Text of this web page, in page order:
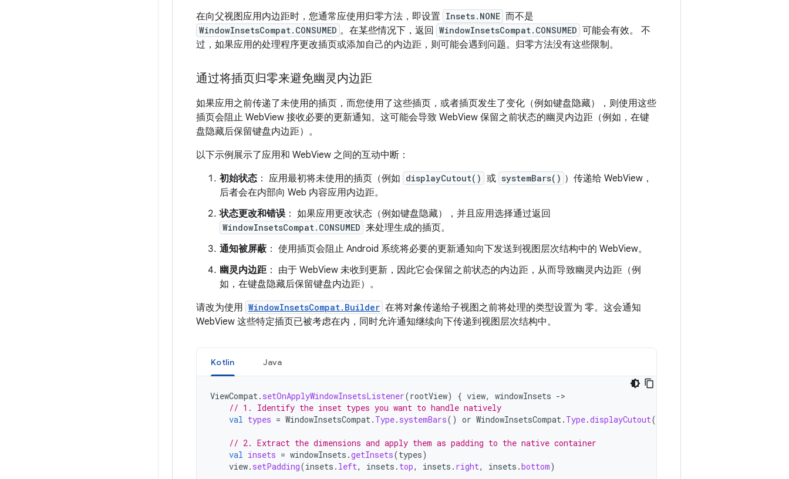
在向父视图应用内边距时，您通常应使用归零方法，即设置 Insets.NONE 而不是
WindowInsetsCompat.CONSUMED 。在某些情况下，返回 WindowInsetsCompat.CONSUMED 可能会有效。 不
过，如果应用的处理程序更改插页或添加自己的内边距，则可能会遇到问题。归零方法没有这些限制。
通过将插页归零来避免幽灵内边距
如果应用之前传递了未使用的插页，而您使用了这些插页，或者插页发生了变化（例如键盘隐藏），则使用这些
插页会阻止 WebView 接收必要的更新通知。这可能会导致 WebView 保留之前状态的幽灵内边距（例如，在键
盘隐藏后保留键盘内边距）。
以下示例展示了应用和 WebView 之间的互动中断：
初始状态 ： 应用最初将未使用的插页（例如 displayCutout() 或 systemBars() ）传递给 WebView，
后者会在内部向 Web 内容应用内边距。
状态更改和错误： 如果应用更改状态（例如键盘隐藏），并且应用选择通过返回
WindowInsetsCompat.CONSUMED 来处理生成的插页。
通知被屏蔽 ： 使用插页会阻止 Android 系统将必要的更新通知向下发送到视图层次结构中的 WebView。
幽灵内边距： 由于 WebView 未收到更新，因此它会保留之前状态的内边距，从而导致幽灵内边距（例
如，在键盘隐藏后保留键盘内边距）。
请改为使用 WindowInsetsCompat.Builder 在将对象传递给子视图之前将处理的类型设置为 零。这会通知
WebView 这些特定插页已被考虑在内，同时允许通知继续向下传递到视图层次结构中。
Kotlin Java
ViewCompat. setOnApplyWindowInsetsListener(rootView) { view, windowInsets -
// 1. Identify the inset types you want to handle natively
val types = WindowInsetsCompat. Type. systemBars() or WindowInsetsCompat. Type.displayCutout()
// 2. Extract the dimensions and apply them as padding to the native container
val insets = windowInsets .getInsets(types)
view. setPadding(insets . left, insets . top, insets . right, insets .bottom)